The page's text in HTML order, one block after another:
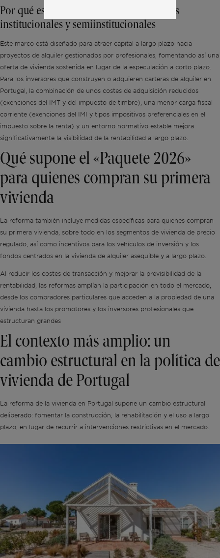
Por qué es importante para los inversores
institucionales y semiinstitucionales
Este marco está diseñado para atraer capital a largo plazo hacia
proyectos de alquiler gestionados por profesionales, fomentando así una
oferta de vivienda sostenida en lugar de la especulación a corto plazo.
Para los inversores que construyen o adquieren carteras de alquiler en
Portugal, la combinación de unos costes de adquisición reducidos
(exenciones del IMT y del impuesto de timbre), una menor carga fiscal
corriente (exenciones del IMI y tipos impositivos preferenciales en el
impuesto sobre la renta) y un entorno normativo estable mejora
significativamente la visibilidad de la rentabilidad a largo plazo.
Qué supone el «Paquete 2026»
para quienes compran su primera
vivienda
La reforma también incluye medidas específicas para quienes compran
su primera vivienda, sobre todo en los segmentos de vivienda de precio
regulado, así como incentivos para los vehículos de inversión y los
fondos centrados en la vivienda de alquiler asequible y a largo plazo.
Al reducir los costes de transacción y mejorar la previsibilidad de la
rentabilidad, las reformas amplían la participación en todo el mercado,
desde los compradores particulares que acceden a la propiedad de una
vivienda hasta los promotores y los inversores profesionales que
estructuran grandes
El contexto más amplio: un
cambio estructural en la política de
vivienda de Portugal
La reforma de la vivienda en Portugal supone un cambio estructural
deliberado: fomentar la construcción, la rehabilitación y el uso a largo
plazo, en lugar de recurrir a intervenciones restrictivas en el mercado.